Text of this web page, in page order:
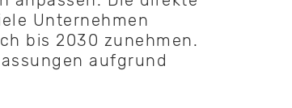
Unternehmen
bis 2030 zunehmen.
aufgrund